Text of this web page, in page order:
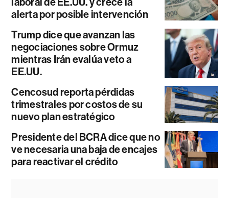
alerta por posible intervención
Trump dice que avanzan las
negociaciones sobre Ormuz
mientras Irán evalúa veto a
EE.UU.
Cencosud reporta pérdidas
trimestrales por costos de su
nuevo plan estratégico
Presidente del BCRA dice que no
ve necesaria una baja de encajes
para reactivar el crédito